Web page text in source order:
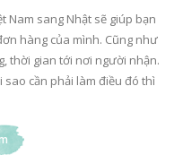
Nam sang Nhật sẽ giúp bạn
hàng của mình. Cũng như
thời gian tới nơi người nhận.
cần phải làm điều đó thì